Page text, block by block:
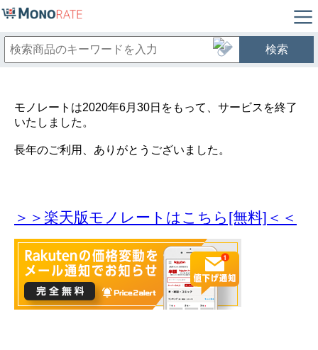
検索
モノレートは2020年6月30日をもって、サービスを終了
いたしました。
長年のご利用、ありがとうございました。
＞＞楽天版モノレートはこちら[無料]＜＜